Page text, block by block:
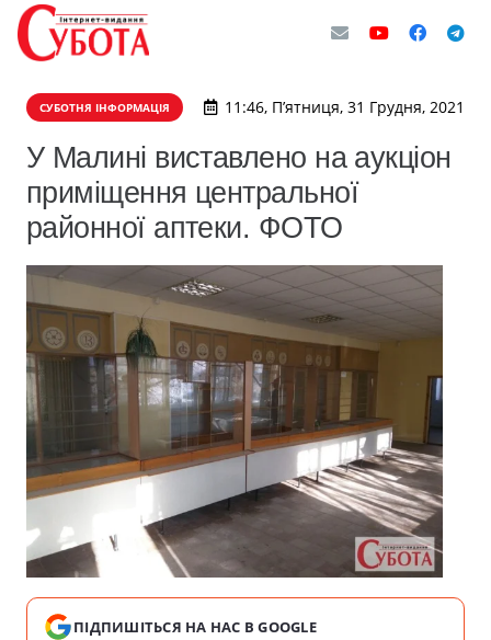
СУБОТНЯ ІНФОРМАЦІЯ 11:46, П’ятниця, 31 Грудня, 2021
У Малині виставлено на аукціон
приміщення центральної
районної аптеки. ФОТО
ПІДПИШІТЬСЯ НА НАС В GOOGLE